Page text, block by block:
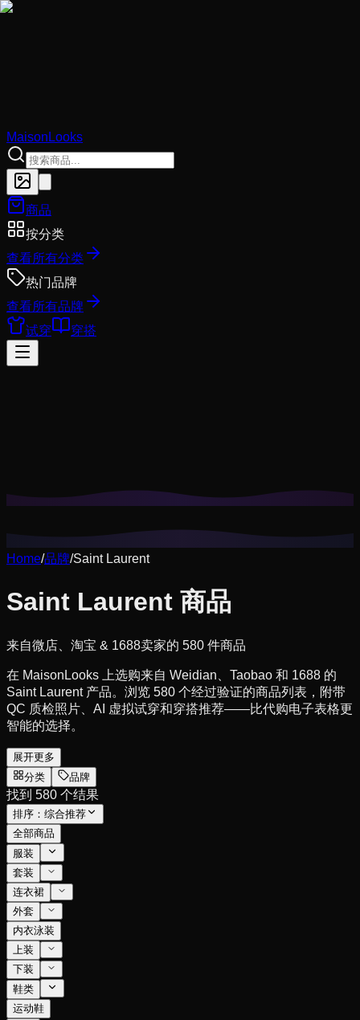
MaisonLooks
商品
按分类
查看所有分类
热门品牌
查看所有品牌
试穿
穿搭
Home/品牌/Saint Laurent
Saint Laurent 商品
来自微店、淘宝 & 1688卖家的 580 件商品
在 MaisonLooks 上选购来自 Weidian、Taobao 和 1688 的
Saint Laurent 产品。浏览 580 个经过验证的商品列表，附带
QC 质检照片、AI 虚拟试穿和穿搭推荐——比代购电子表格更
智能的选择。
展开更多
分类
品牌
找到 580 个结果
排序： 综合推荐
全部商品
服装
套装
连衣裙
外套
内衣泳装
上装
下装
鞋类
运动鞋